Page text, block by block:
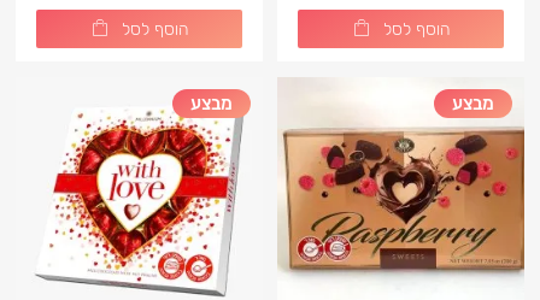
הוסף לסל הוסף לסל
מבצע מבצע